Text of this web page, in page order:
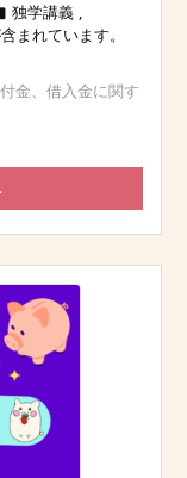
独学講義 ,
金、借入金に関す